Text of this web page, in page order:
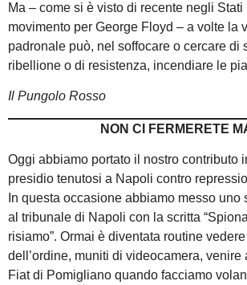
Ma – come si è visto di recente negli Stati
movimento per George Floyd – a volte la
padronale può, nel soffocare o cercare di
ribellione o di resistenza, incendiare le
Il Pungolo Rosso
NON CI FERMERETE
Oggi abbiamo portato il nostro contributo
presidio tenutosi a Napoli contro
In questa occasione abbiamo messo uno
al tribunale di Napoli con la scritta
risiamo”. Ormai è diventata routine
dell’ordine, muniti di videocamera,
Fiat di Pomigliano quando facciamo